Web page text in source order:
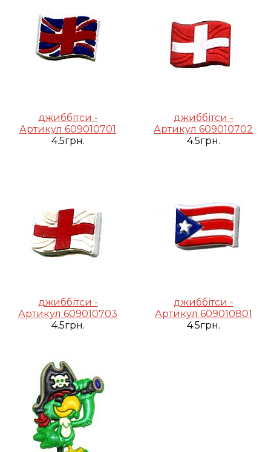
джиббітси -
Артикул 609010701
4.5грн.
джиббітси -
Артикул 609010702
4.5грн.
джиббітси -
Артикул 609010703
4.5грн.
джиббітси -
Артикул 609010801
4.5грн.